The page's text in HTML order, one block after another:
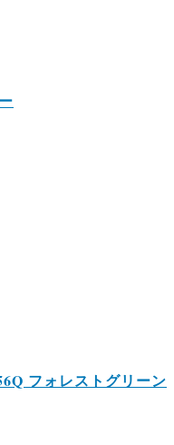
フォレストグリーン